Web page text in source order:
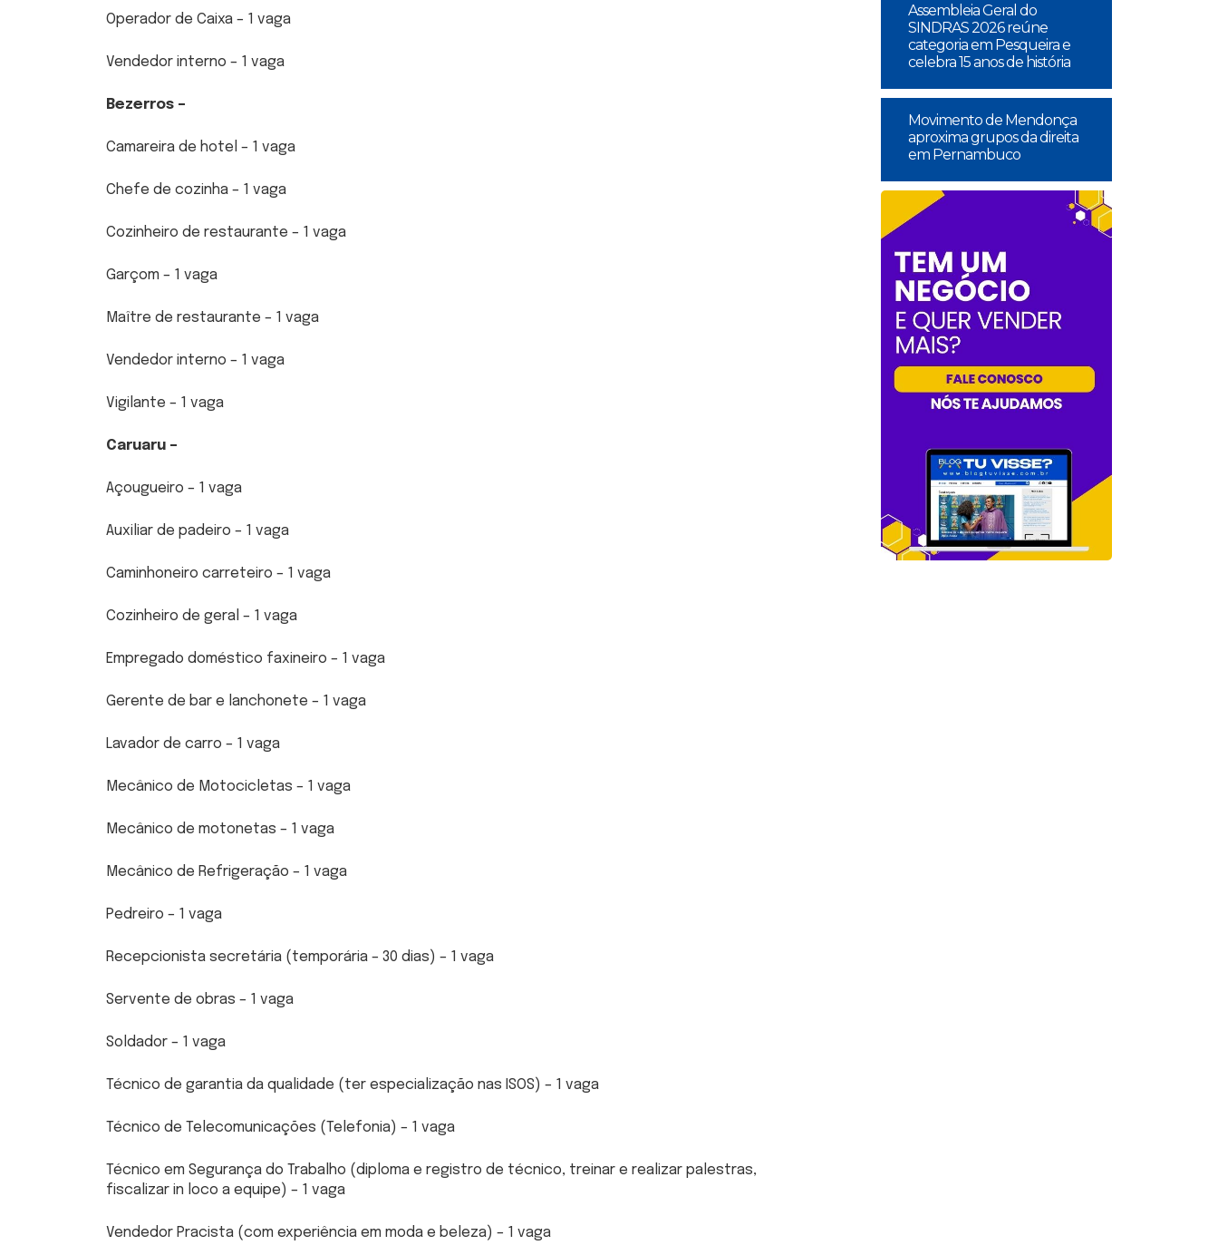
Operador de Caixa – 1 vaga
Vendedor interno – 1 vaga
Bezerros –
Camareira de hotel – 1 vaga
Chefe de cozinha – 1 vaga
Cozinheiro de restaurante – 1 vaga
Garçom – 1 vaga
Maître de restaurante – 1 vaga
Vendedor interno – 1 vaga
Vigilante – 1 vaga
Caruaru –
Açougueiro – 1 vaga
Auxiliar de padeiro – 1 vaga
Caminhoneiro carreteiro – 1 vaga
Cozinheiro de geral – 1 vaga
Empregado doméstico faxineiro – 1 vaga
Gerente de bar e lanchonete – 1 vaga
Lavador de carro – 1 vaga
Mecânico de Motocicletas – 1 vaga
Mecânico de motonetas – 1 vaga
Mecânico de Refrigeração – 1 vaga
Pedreiro – 1 vaga
Recepcionista secretária (temporária – 30 dias) – 1 vaga
Servente de obras – 1 vaga
Soldador – 1 vaga
Técnico de garantia da qualidade (ter especialização nas ISOS) – 1 vaga
Técnico de Telecomunicações (Telefonia) – 1 vaga
Técnico em Segurança do Trabalho (diploma e registro de técnico, treinar e realizar palestras,
fiscalizar in loco a equipe) – 1 vaga
Vendedor Pracista (com experiência em moda e beleza) – 1 vaga
Assembleia Geral do
SINDRAS 2026 reúne
categoria em Pesqueira e
celebra 15 anos de história
Movimento de Mendonça
aproxima grupos da direita
em Pernambuco